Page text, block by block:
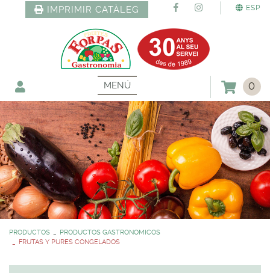
ESP
IMPRIMIR CATÀLEG
MENÚ 0
PRODUCTOS
PRODUCTOS GASTRONOMICOS
FRUTAS Y PURES CONGELADOS